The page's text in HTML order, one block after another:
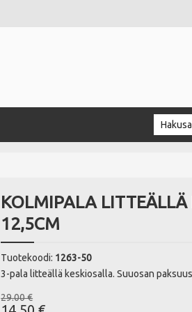
KOLMIPALA LITTEÄLLÄ
12,5CM
Tuotekoodi: 1263-50
3-pala litteällä keskiosalla. Suuosan
29.00 €